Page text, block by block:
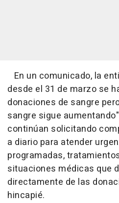
En un comunicado, la
desde el 31 de marzo se
donaciones de sangre
sangre sigue
continúan solicitando
a diario para atender
programadas,
situaciones médicas que
directamente de las
hincapié.